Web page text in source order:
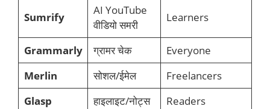
Sumrify
AI YouTube
वीडियो समरी
Learners
Grammarly ग्रामर चेक
Everyone
Merlin
सोशल/ईमेल
Freelancers
Glasp
हाइलाइट/नोट्स
Readers